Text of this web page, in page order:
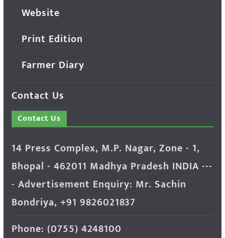
Website
Print Edition
Farmer Diary
Contact Us
Contact Us
14 Press Complex, M.P. Nagar, Zone - 1,
Bhopal - 462011 Madhya Pradesh INDIA ---
- Advertisement Enquiry: Mr. Sachin
Bondriya, +91 9826021837
Phone: (0755) 4248100